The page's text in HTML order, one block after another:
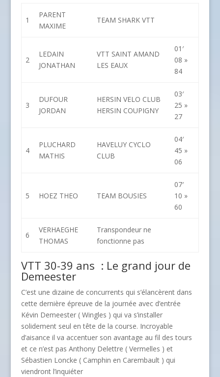
1
PARENT
MAXIME
TEAM SHARK VTT
2
LEDAIN
JONATHAN
VTT SAINT AMAND
LES EAUX
01′
08 »
84
3
DUFOUR
JORDAN
HERSIN VELO CLUB
HERSIN COUPIGNY
03′
25 »
27
4
PLUCHARD
MATHIS
HAVELUY CYCLO
CLUB
04′
45 »
06
5 HOEZ THEO TEAM BOUSIES
07′
10 »
60
6
VERHAEGHE
THOMAS
Transpondeur ne
fonctionne pas
VTT 30-39 ans : Le grand jour de
Demeester
C’est une dizaine de concurrents qui s’élancèrent dans
cette dernière épreuve de la journée avec d’entrée
Kévin Demeester ( Wingles ) qui va s’installer
solidement seul en tête de la course. Incroyable
d’aisance il va accentuer son avantage au fil des tours
et ce n’est pas Anthony Delettre ( Vermelles ) et
Sébastien Loncke ( Camphin en Carembault ) qui
viendront l’inquiéter